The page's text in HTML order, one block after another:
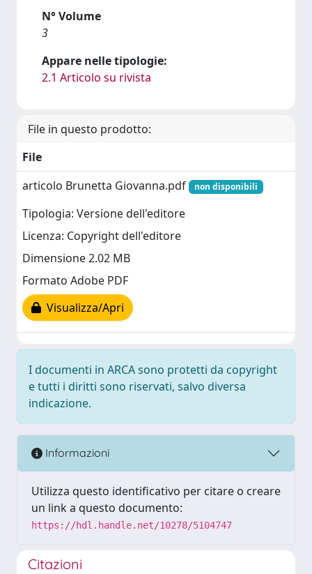
N° Volume
3
Appare nelle tipologie:
2.1 Articolo su rivista
File in questo prodotto:
File
articolo Brunetta Giovanna.pdf
non disponibili
Tipologia: Versione dell'editore
Licenza: Copyright dell'editore
Dimensione 2.02 MB
Formato Adobe PDF
Visualizza/Apri
I documenti in ARCA sono protetti da copyright
e tutti i diritti sono riservati, salvo diversa
indicazione.
Informazioni
Utilizza questo identificativo per citare o creare
un link a questo documento:
https://hdl.handle.net/10278/5104747
Citazioni